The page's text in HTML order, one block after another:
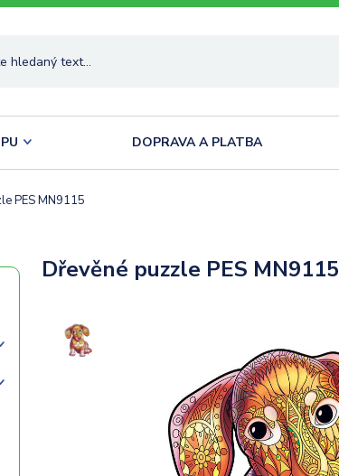
DOPRAVA A PLATBA
PES MN9115
Dřevěné puzzle PES MN9115